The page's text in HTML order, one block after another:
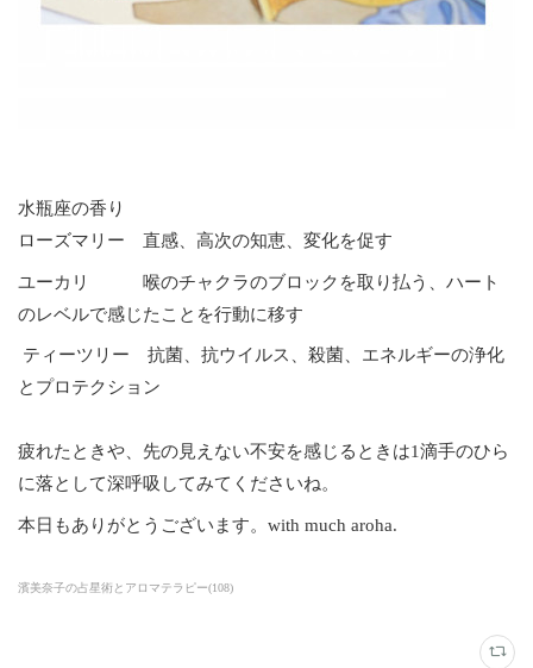
水瓶座の香り
ローズマリー 直感、高次の知恵、変化を促す
ユーカリ 喉のチャクラのブロックを取り払う、ハート
のレベルで感じたことを行動に移す
ティーツリー 抗菌、抗ウイルス、殺菌、エネルギーの浄化
とプロテクション
疲れたときや、先の見えない不安を感じるときは1滴手のひら
に落として深呼吸してみてくださいね。
本日もありがとうございます。with much aroha.
濱美奈子の占星術とアロマテラピー(108)